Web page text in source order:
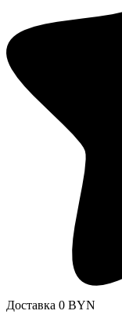
Доставка 0 BYN